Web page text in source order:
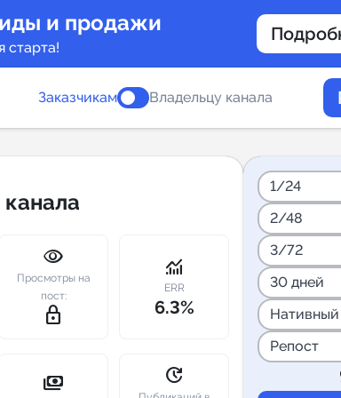
и продажи
старта!
Индекс читаемости
Telegram
New
сопровождение
Заказчикам Владельцу канала
visibility
Просмотры на
пост:
lock_outline
monitoring
ERR
6.3%
payments update
1/24
2/48
3/72
30 дней
Нативный
Репост